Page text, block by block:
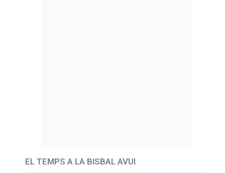
EL TEMPS A LA BISBAL AVUI